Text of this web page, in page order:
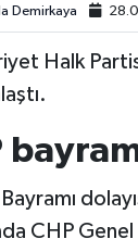
Demirkaya
Halk
CHP